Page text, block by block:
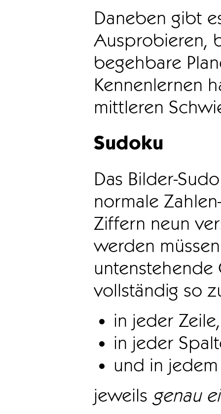
Daneben gibt
Ausprobieren,
begehbare
Kennenlernen
mittleren
Sudoku
Das Bilder-
normale
Ziffern neun
werden
vollständig so
in jeder Zeile,
in jeder
und in
jeweils genau